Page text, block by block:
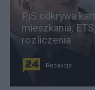
PiS odkrywa
mieszkania,
rozliczenia
Redakcja